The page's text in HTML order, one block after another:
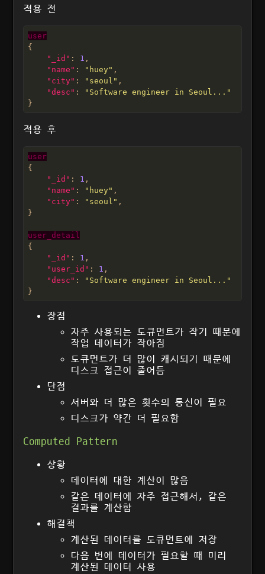
적용 전
user
"_id" : 1
"name" : "huey"
"city" : "seoul"
"desc" :
"Software engineer in Seoul..."
적용 후
user
"_id" : 1
"name" : "huey"
"city" : "seoul"
user_detail
"_id" : 1
"user_id" : 1
"desc" :
"Software engineer in Seoul..."
장점
자주 사용되는 도큐먼트가 작기 때문에
작업 데이터가 작아짐
도큐먼트가 더 많이 캐시되기 때문에
디스크 접근이 줄어듬
단점
서버와 더 많은 횟수의 통신이 필요
디스크가 약간 더 필요함
Computed Pattern
상황
데이터에 대한 계산이 많음
같은 데이터에 자주 접근해서, 같은
결과를 계산함
해결책
계산된 데이터를 도큐먼트에 저장
다음 번에 데이터가 필요할 때 미리
계산된 데이터 사용